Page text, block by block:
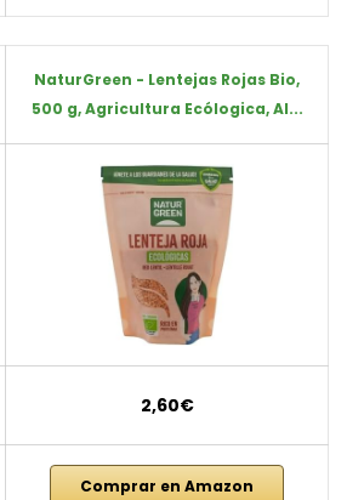
NaturGreen - Lentejas Rojas Bio,
500 g, Agricultura Ecólogica, Al...
2,60€
Comprar en Amazon